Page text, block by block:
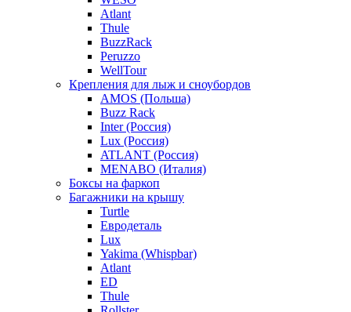
Atlant
Thule
BuzzRack
Peruzzo
WellTour
Крепления для лыж и сноубордов
AMOS (Польша)
Buzz Rack
Inter (Россия)
Lux (Россия)
ATLANT (Россия)
MENABO (Италия)
Боксы на фаркоп
Багажники на крышу
Turtle
Евродеталь
Lux
Yakima (Whispbar)
Atlant
ED
Thule